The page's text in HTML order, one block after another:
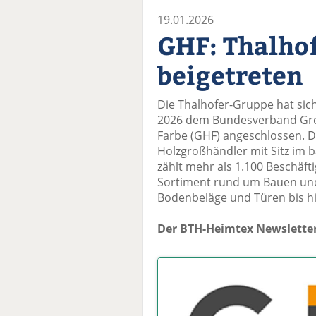
19.01.2026
GHF:
beigetreten
Die Thalhofer-Gruppe hat
2026 dem Bundesverband
Farbe (GHF) angeschlossen.
Holzgroßhändler mit Sitz im
zählt mehr als 1.100
Sortiment rund um Bauen
Bodenbeläge und Türen bis
Der BTH-Heimtex